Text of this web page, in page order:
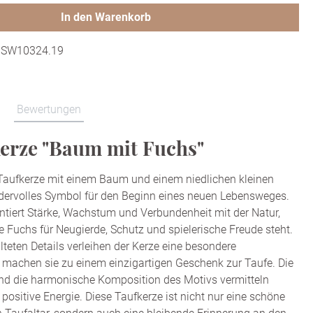
In den Warenkorb
SW10324.19
Bewertungen
"Baum mit Fuchs"
mit einem Baum und einem niedlichen kleinen
Symbol für den Beginn eines neuen Lebensweges.
Stärke, Wachstum und Verbundenheit mit der Natur,
Fuchs für Neugierde, Schutz und spielerische Freude steht.
Details verleihen der Kerze eine besondere
sie zu einem einzigartigen Geschenk zur Taufe. Die
die harmonische Komposition des Motivs vermitteln
Energie. Diese Taufkerze ist nicht nur eine schöne